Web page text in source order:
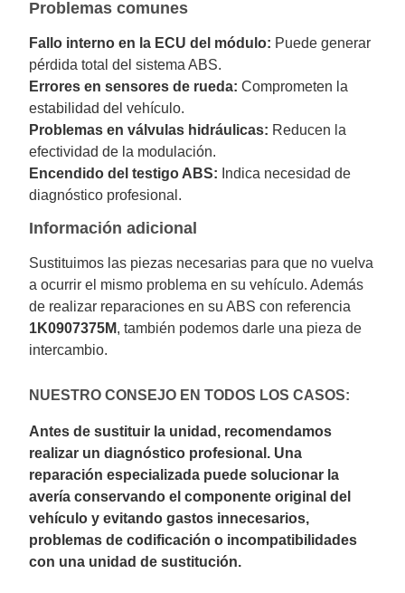
Problemas comunes
Fallo interno en la ECU del módulo: Puede generar
pérdida total del sistema ABS.
Errores en sensores de rueda: Comprometen la
estabilidad del vehículo.
Problemas en válvulas hidráulicas: Reducen la
efectividad de la modulación.
Encendido del testigo ABS: Indica necesidad de
diagnóstico profesional.
Información adicional
Sustituimos las piezas necesarias para que no vuelva
a ocurrir el mismo problema en su vehículo. Además
de realizar reparaciones en su ABS con referencia
1K0907375M, también podemos darle una pieza de
intercambio.
NUESTRO CONSEJO EN TODOS LOS CASOS:
Antes de sustituir la unidad, recomendamos
realizar un diagnóstico profesional. Una
reparación especializada puede solucionar la
avería conservando el componente original del
vehículo y evitando gastos innecesarios,
problemas de codificación o incompatibilidades
con una unidad de sustitución.